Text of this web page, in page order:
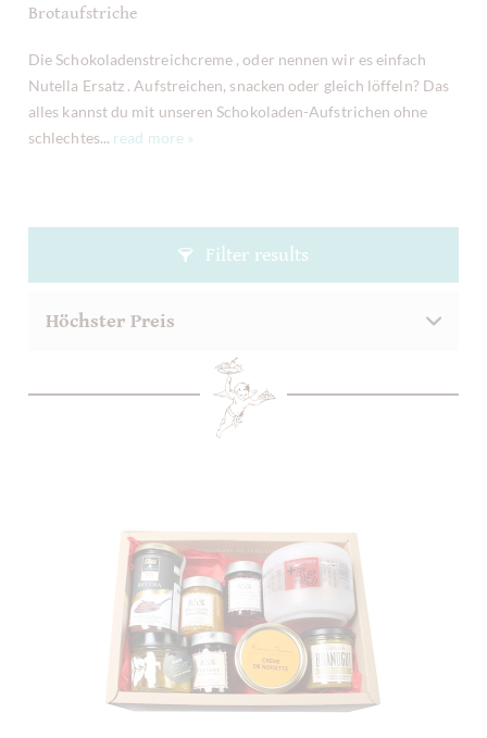
Brotaufstriche
Die Schokoladenstreichcreme , oder nennen wir es einfach
Nutella Ersatz . Aufstreichen, snacken oder gleich löffeln? Das
alles kannst du mit unseren Schokoladen-Aufstrichen ohne
schlechtes... read more »
Filter results